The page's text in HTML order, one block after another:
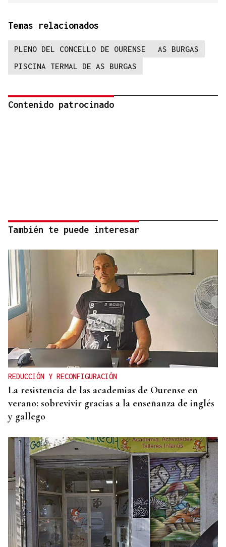
Temas relacionados
PLENO DEL CONCELLO DE OURENSE
AS BURGAS
PISCINA TERMAL DE AS BURGAS
Contenido patrocinado
También te puede interesar
REDUCCIÓN Y RECONFIGURACIÓN
La resistencia de las academias de Ourense en
verano: sobrevivir gracias a la enseñanza de inglés
y gallego